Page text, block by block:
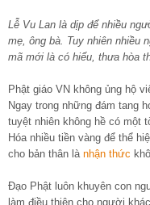
Lễ Vu Lan là dịp để nhiều
mẹ, ông bà. Tuy nhiên nhiều
mã mới là có hiếu, thưa hòa
Phật giáo VN không ủng hộ
Ngay trong những đám tang
tuyệt nhiên không hề có một
Hóa nhiều tiền vàng để thể
cho bản thân là nhận thức
Đạo Phật luôn khuyên con
làm điều thiện cho người